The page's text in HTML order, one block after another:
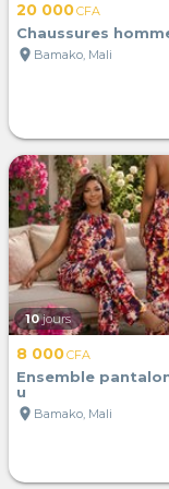
20 000CFA
Chaussures
location_on Bamako, Mali
10 jours
8 000CFA
Ensemble
u
location_on Bamako, Mali